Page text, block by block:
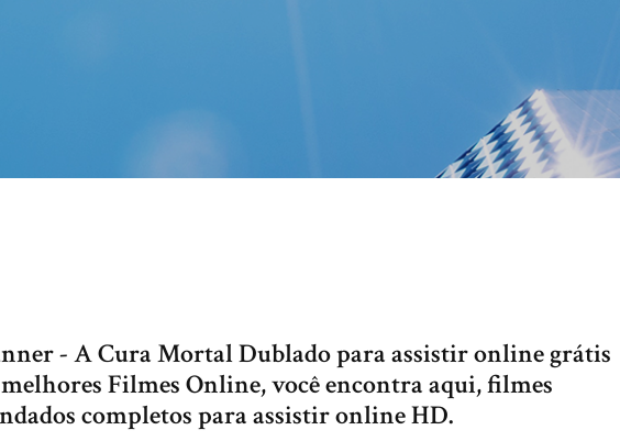
- A Cura Mortal Dublado para assistir online grátis
Filmes Online, você encontra aqui, filmes
completos para assistir online HD.